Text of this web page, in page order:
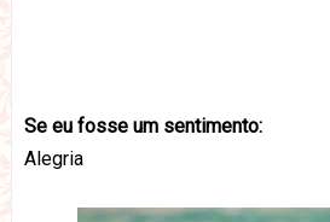
Se eu fosse um sentimento:
Alegria